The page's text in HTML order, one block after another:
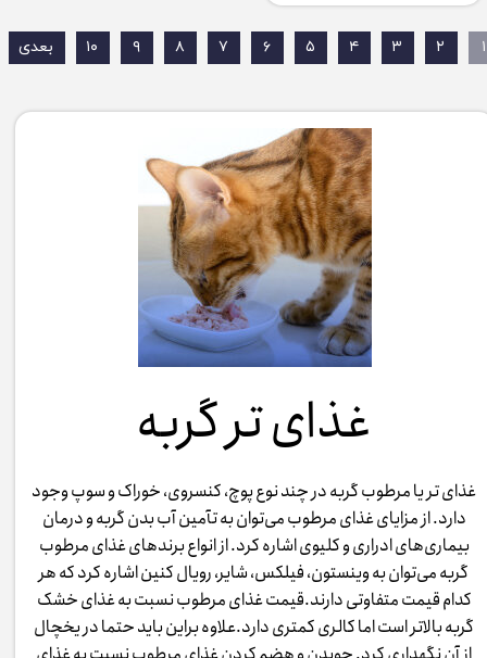
۱ ۲ ۳ ۴ ۵ ۶ ۷ ۸ ۹ ۱۰ بعدی
غذای تر گربه
غذای تر یا مرطوب گربه در چند نوع پوچ، کنسروی، خوراک و سوپ وجود
دارد. از مزایای غذای مرطوب می‌توان به تآمین آب بدن گربه و درمان
بیماری‌های ادراری و کلیوی اشاره کرد. از انواع برندهای غذای مرطوب
گربه می‌توان به وینستون، فیلکس، شایر، رویال کنین اشاره کرد که هر
کدام قیمت متفاوتی دارند.قیمت غذای مرطوب نسبت به غذای خشک
گربه بالاتر است اما کالری کمتری دارد.علاوه براین باید حتما در یخچال